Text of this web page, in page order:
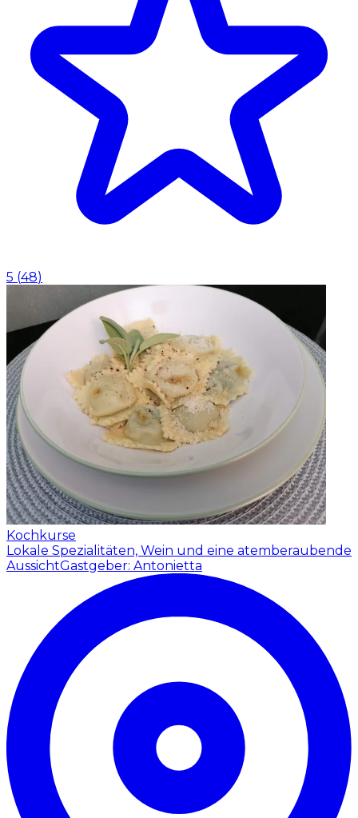
5 (48)
Kochkurse
Lokale Spezialitäten, Wein und eine atemberaubende
AussichtGastgeber: Antonietta